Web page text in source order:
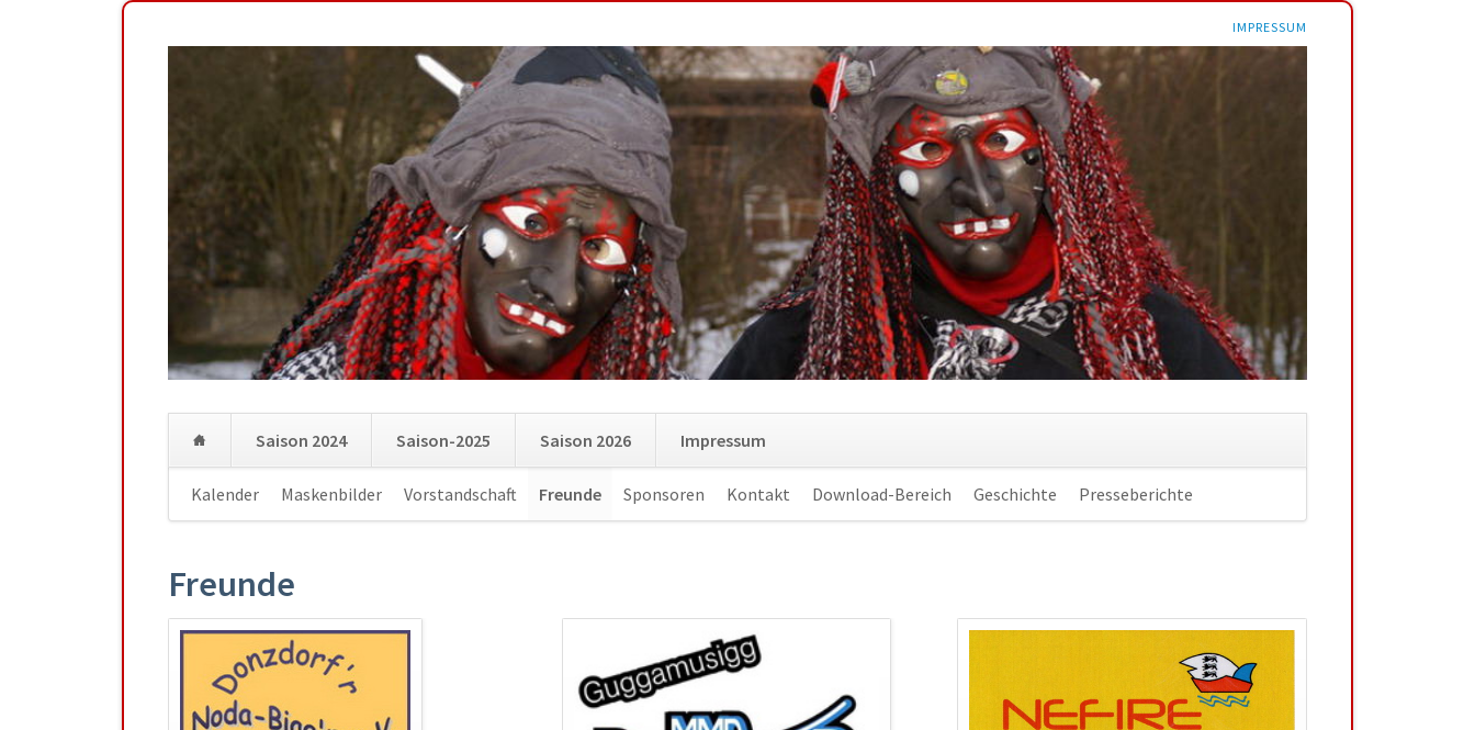
NAVIGATION
ÜBERSPRINGEN
IMPRESSUM
überspringen
Saison 2024 Saison-2025 Saison 2026 Impressum
überspringen
Kalender Maskenbilder Vorstandschaft Freunde Sponsoren Kontakt Download-Bereich Geschichte Presseberichte
Freunde